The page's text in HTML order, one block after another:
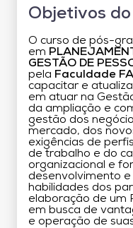
Objetivos
O curso de pós-
em
GESTÃO DE
pela Faculdade
capacitar e
em atuar na
da ampliação e
gestão dos
mercado, dos
exigências de
de trabalho e do
organizacional e
desenvolvimento
habilidades dos
elaboração de um
em busca de
e operação de